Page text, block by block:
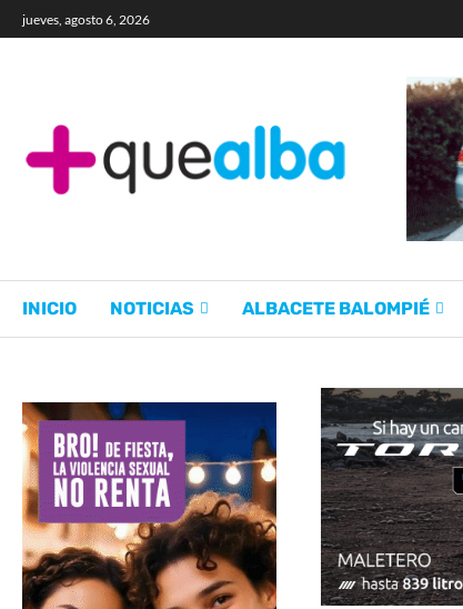
jueves, agosto 6, 2026
INICIO NOTICIAS ALBACETE BALOMPIÉ